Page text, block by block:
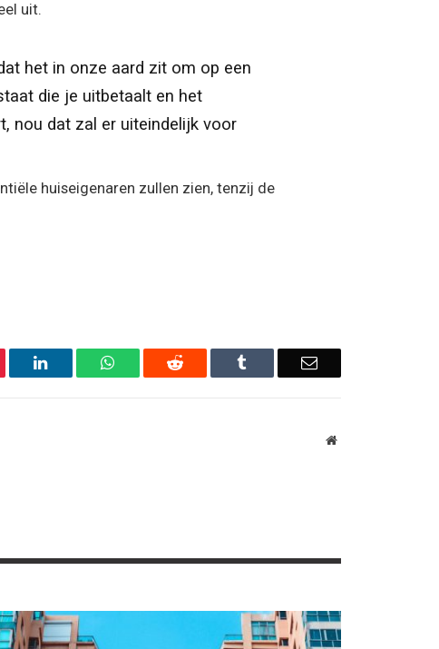
uit.
het in onze aard zit om op een
die je uitbetaalt en het
nou dat zal er uiteindelijk voor
huiseigenaren zullen zien, tenzij de
LinkedIn WhatsAppReddit Email
Website